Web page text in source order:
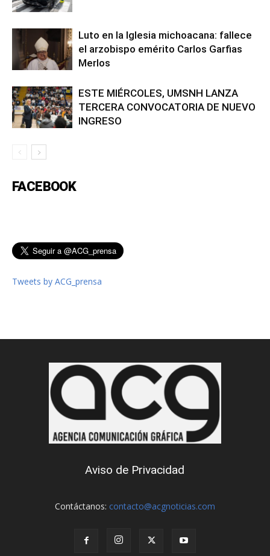
Luto en la Iglesia michoacana: fallece
el arzobispo emérito Carlos Garfias
Merlos
ESTE MIÉRCOLES, UMSNH LANZA
TERCERA CONVOCATORIA DE NUEVO
INGRESO
FACEBOOK
Tweets by ACG_prensa
Aviso de Privacidad
Contáctanos: contacto@acgnoticias.com